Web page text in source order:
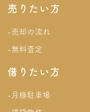
売りたい方
-売却の流れ
-無料査定
借りたい方
-月極駐車場